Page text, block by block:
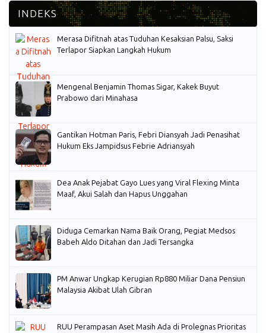
Merasa Difitnah atas Tuduhan Kesaksian Palsu, Saksi
Terlapor Siapkan Langkah Hukum
Mengenal Benjamin Thomas Sigar, Kakek Buyut
Prabowo dari Minahasa
Gantikan Hotman Paris, Febri Diansyah Jadi Penasihat
Hukum Eks Jampidsus Febrie Adriansyah
Dea Anak Pejabat Gayo Lues yang Viral Flexing Minta
Maaf, Akui Salah dan Hapus Unggahan
Diduga Cemarkan Nama Baik Orang, Pegiat Medsos
Babeh Aldo Ditahan dan Jadi Tersangka
PM Anwar Ungkap Kerugian Rp880 Miliar Dana Pensiun
Malaysia Akibat Ulah Gibran
RUU Perampasan Aset Masih Ada di Prolegnas Prioritas